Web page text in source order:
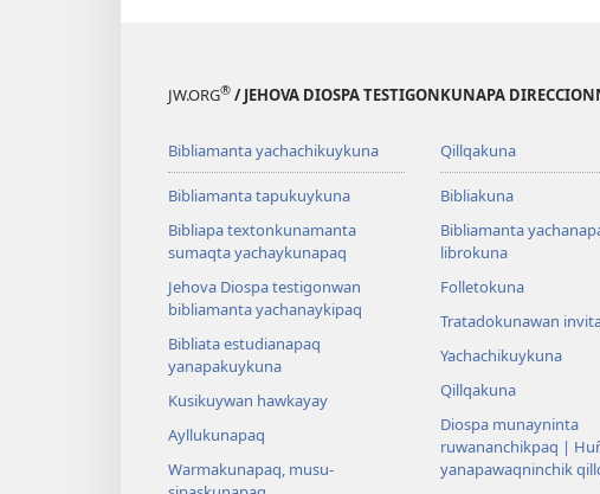
JW.ORG® / JEHOVA DIOSPA TESTIGONKUNAPA
Bibliamanta yachachikuykuna
Bibliamanta tapukuykuna
Bibliapa textonkunamanta
sumaqta yachaykunapaq
Jehova Diospa testigonwan
bibliamanta yachanaykipaq
Bibliata estudianapaq
yanapakuykuna
Kusikuywan hawkayay
Ayllukunapaq
Warmakunapaq, musu-
Qillqakuna
Bibliakuna
Bibliamanta
librokuna
Folletokuna
Tratadokunawan
Yachachikuykuna
Qillqakuna
Diospa munayninta
ruwananchikpaq |
yanapawaqninchik